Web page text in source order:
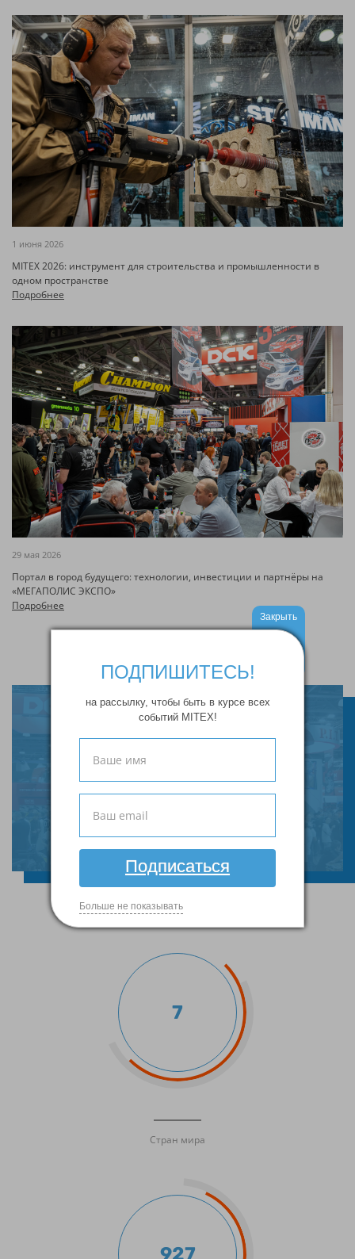
ПОДПИШИТЕСЬ!
на рассылку, чтобы быть в курсе всех
событий MITEX!
Подписаться
Больше не показывать
Закрыть
1 июня 2026
MITEX 2026: инструмент для строительства и промышленности в
одном пространстве
Подробнее
29 мая 2026
Портал в город будущего: технологии, инвестиции и партнёры на
«МЕГАПОЛИС ЭКСПО»
Подробнее
MITEX 2025
Видеоотчет
7
Стран мира
927